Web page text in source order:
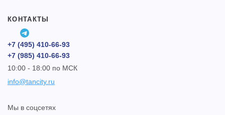
КОНТАКТЫ
+7 (495) 410-66-93
+7 (985) 410-66-93
10:00 - 18:00 по МСК
info@tancity.ru
Мы в соцсетях